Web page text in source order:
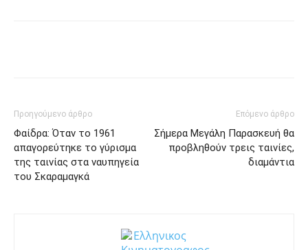
Προηγούμενο άρθρο
Φαίδρα: Όταν το 1961
απαγορεύτηκε το γύρισμα
της ταινίας στα ναυπηγεία
του Σκαραμαγκά
Επόμενο άρθρο
Σήμερα Μεγάλη Παρασκευή θα
προβληθούν τρεις ταινίες,
διαμάντια